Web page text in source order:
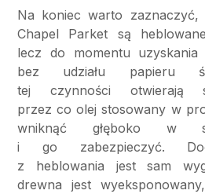
Na koniec warto zaznaczyć,
Chapel Parket są
lecz do momentu uzyskania
bez udziału papieru
tej czynności otwierają
przez co olej stosowany w
wniknąć głęboko w
i go zabezpieczyć.
z heblowania jest sam
drewna jest